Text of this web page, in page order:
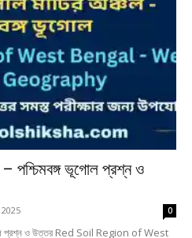
– পশ্চিমবঙ্গ ভূগোল প্রশ্ন ও
0
ভূগোল প্রশ্ন ও উত্তর Red Soil Region of West